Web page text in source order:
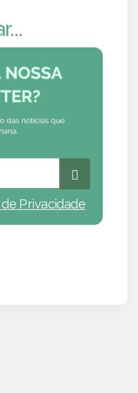
Privacidade